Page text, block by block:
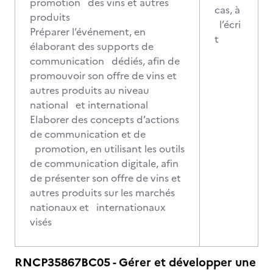
produits
Préparer l’événement, en
élaborant des supports de
communication dédiés, afin de
promouvoir son offre de vins et
autres produits au niveau
national et international
Elaborer des concepts d’actions
de communication et de
promotion, en utilisant les outils
de communication digitale, afin
de présenter son offre de vins et
autres produits sur les marchés
nationaux et internationaux
visés
cas, à
l’écri
t
RNCP35867BC05 - Gérer et développer une